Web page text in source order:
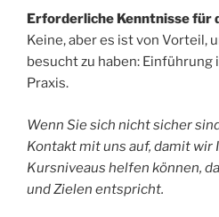
Erforderliche Kenntnisse für
Keine, aber es ist von Vorteil,
besucht zu haben:
Praxis.
Wenn Sie sich nicht sicher
Kontakt mit uns auf, damit wir
Kursniveaus helfen können,
und Zielen entspricht.